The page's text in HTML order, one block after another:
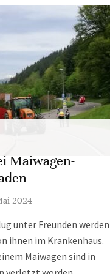
Maiwagen-
2024
unter Freunden
ihnen im Krankenhaus.
Maiwagen sind in